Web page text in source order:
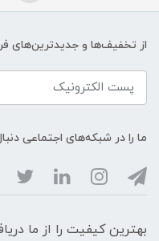
از تخفیف‌ها و جدیدترین‌های
ما را در شبکه‌های اجتماعی
بهترین کیفیت را از ما